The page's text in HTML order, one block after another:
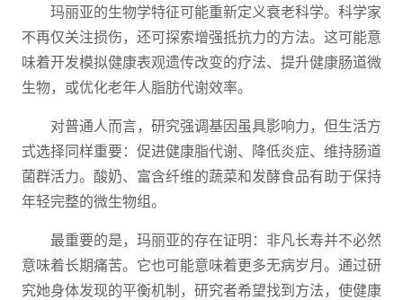
玛丽亚的生物学特征可能重新定义衰老科学。科学家
不再仅关注损伤，还可探索增强抵抗力的方法。这可能意
味着开发模拟健康表观遗传改变的疗法、提升健康肠道微
生物，或优化老年人脂肪代谢效率。
对普通人而言，研究强调基因虽具影响力，但生活方
式选择同样重要：促进健康脂代谢、降低炎症、维持肠道
菌群活力。酸奶、富含纤维的蔬菜和发酵食品有助于保持
年轻完整的微生物组。
最重要的是，玛丽亚的存在证明：非凡长寿并不必然
意味着长期痛苦。它也可能意味着更多无病岁月。通过研
究她身体发现的平衡机制，研究者希望找到方法，使健康